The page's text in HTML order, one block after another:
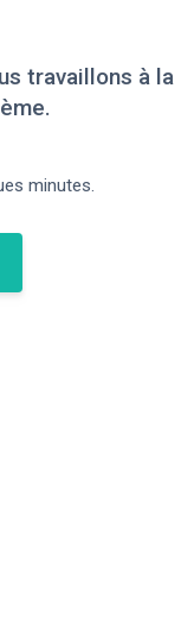
travaillons à la
minutes.